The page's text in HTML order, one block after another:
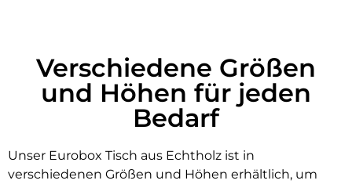
Verschiedene Größen
und Höhen für jeden
Bedarf
Unser Eurobox Tisch aus Echtholz ist in
verschiedenen Größen und Höhen erhältlich, um